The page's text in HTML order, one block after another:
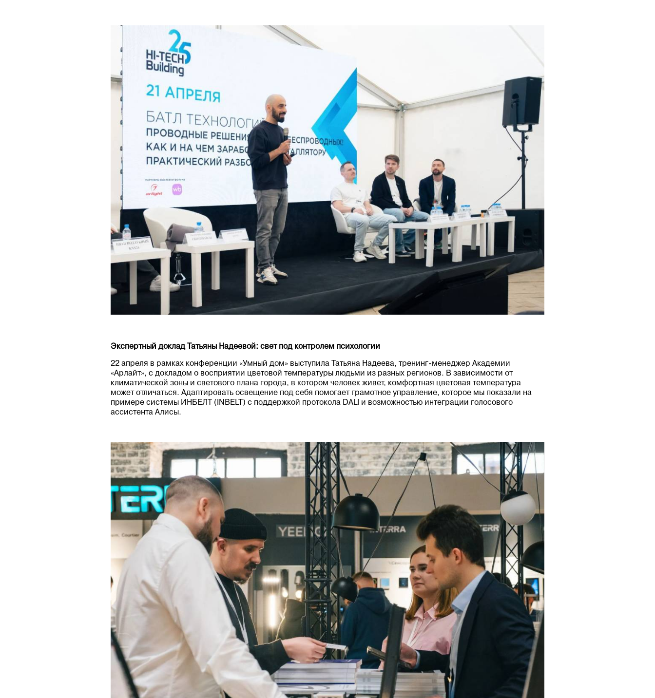
Экспертный доклад Татьяны Надеевой: свет под контролем психологии
22 апреля в рамках конференции «Умный дом» выступила Татьяна Надеева, тренинг-менеджер Академии
«Арлайт», с докладом о восприятии цветовой температуры людьми из разных регионов. В зависимости от
климатической зоны и светового плана города, в котором человек живет, комфортная цветовая температура
может отличаться. Адаптировать освещение под себя помогает грамотное управление, которое мы показали на
примере системы ИНБЕЛТ (INBELT) с поддержкой протокола DALI и возможностью интеграции голосового
ассистента Алисы.